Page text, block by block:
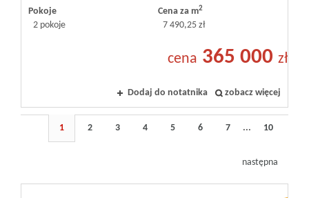
Pokoje
2 pokoje
Cena za m2
7 490,25 zł
cena 365 000 zł
Dodaj do notatnika zobacz więcej
1 2 3 4 5 6 7 ... 10
następna